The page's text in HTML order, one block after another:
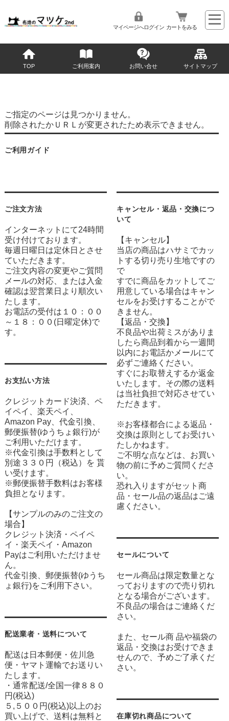
マイページへログイン カートをみる
TOP ご利用案内 お問い合せ サイトマップ
ご指定のページは見つかりません。
削除されたかＵＲＬが変更されたため表示できません。
ご利用ガイド
ご注文方法
インターネットにて24時間
受け付けております。
毎週日曜日は定休日とさせ
ていただきます。
ご注文内容の変更やご質問
メールの対応、または入金
確認は翌営業日より順次い
たします。
お電話の受付は１０：００
～１８：００(日曜定休)で
す。
お支払い方法
クレジットカード決済、ペ
イペイ、楽天ペイ、
Amazon Pay、代金引換、
郵便振替(ゆうちょ銀行)が
ご利用いただけます。
※代金引換は手数料として
別途３３０円（税込）を 貰
い受けます。
※郵便振替手数料はお客様
負担となります。
【サンプルのみのご注文の
場合】
クレジット決済・ペイペ
イ・楽天ペイ・Amazon
Payはご利用いただけませ
ん。
代金引換、郵便振替(ゆうち
ょ銀行)をご利用下さい。
配送業者・送料について
配送は日本郵便・佐川急
便・ヤマト運輸でお送りい
たします。
・通常配送/全国一律８８０
円(税込)
５,５００円(税込)以上のお
買い上げで、送料は無料と
キャンセル・返品・交換につ
いて
【キャンセル】
当店の商品はハサミでカッ
トする切り売り生地ですの
で
すでに商品をカットしてご
用意している場合はキャン
セルをお受けすることがで
きません。
【返品・交換】
不良品や出荷ミスがありま
したら商品到着から一週間
以内にお電話かメールにて
必ずご連絡ください。
すぐにお取替えするか返金
いたします。その際の送料
は当社負担で対応させてい
ただきます。
※お客様都合による返品・
交換は原則としてお受けい
たしかねます。
ご不明な点などは、お買い
物の前に予めご質問くださ
い。
恐れ入りますがセット商
品・セール品の返品はご遠
慮ください。
セールについて
セール商品は限定数量とな
っておりますので売り切れ
となる場合がございます。
不良品の場合はご連絡くだ
さい。
また、セール商 品や福袋の
返品・交換はお受けできま
せんので、予めご了承くだ
さい。
在庫切れ商品について